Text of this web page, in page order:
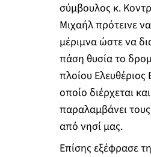
σύμβουλος κ.
Μιχαήλ πρότεινε
μέριμνα ώστε να
πάση θυσία το
πλοίου Ελευθέριος
οποίο διέρχεται και
παραλαμβάνει
από νησί μας.
Επίσης εξέφρασε